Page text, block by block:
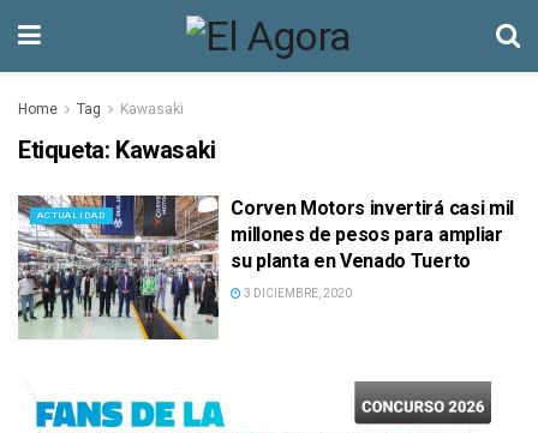
Home Tag Kawasaki
Etiqueta: Kawasaki
ACTUALIDAD
Corven Motors invertirá casi mil
millones de pesos para ampliar
su planta en Venado Tuerto
3 DICIEMBRE, 2020